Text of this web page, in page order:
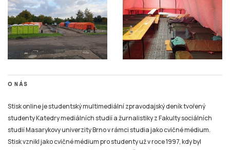
O NÁS
Stisk online je studentský multimediální zpravodajský deník tvořený
studenty Katedry mediálních studií a žurnalistiky z Fakulty sociálních
studií Masarykovy univerzity Brno v rámci studia jako cvičné médium.
Stisk vznikl jako cvičné médium pro studenty už v roce 1997, kdy byl